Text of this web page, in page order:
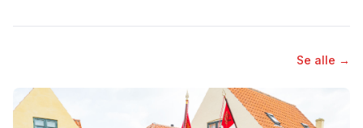
Se alle →